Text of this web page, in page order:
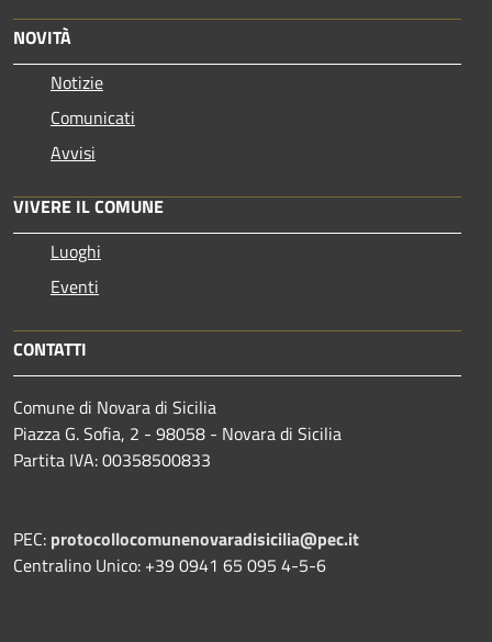
NOVITÀ
Notizie
Comunicati
Avvisi
VIVERE IL COMUNE
Luoghi
Eventi
CONTATTI
Comune di Novara di Sicilia
Piazza G. Sofia, 2 - 98058 - Novara di Sicilia
Partita IVA: 00358500833
PEC: protocollocomunenovaradisicilia@pec.it
Centralino Unico: +39 0941 65 095 4-5-6